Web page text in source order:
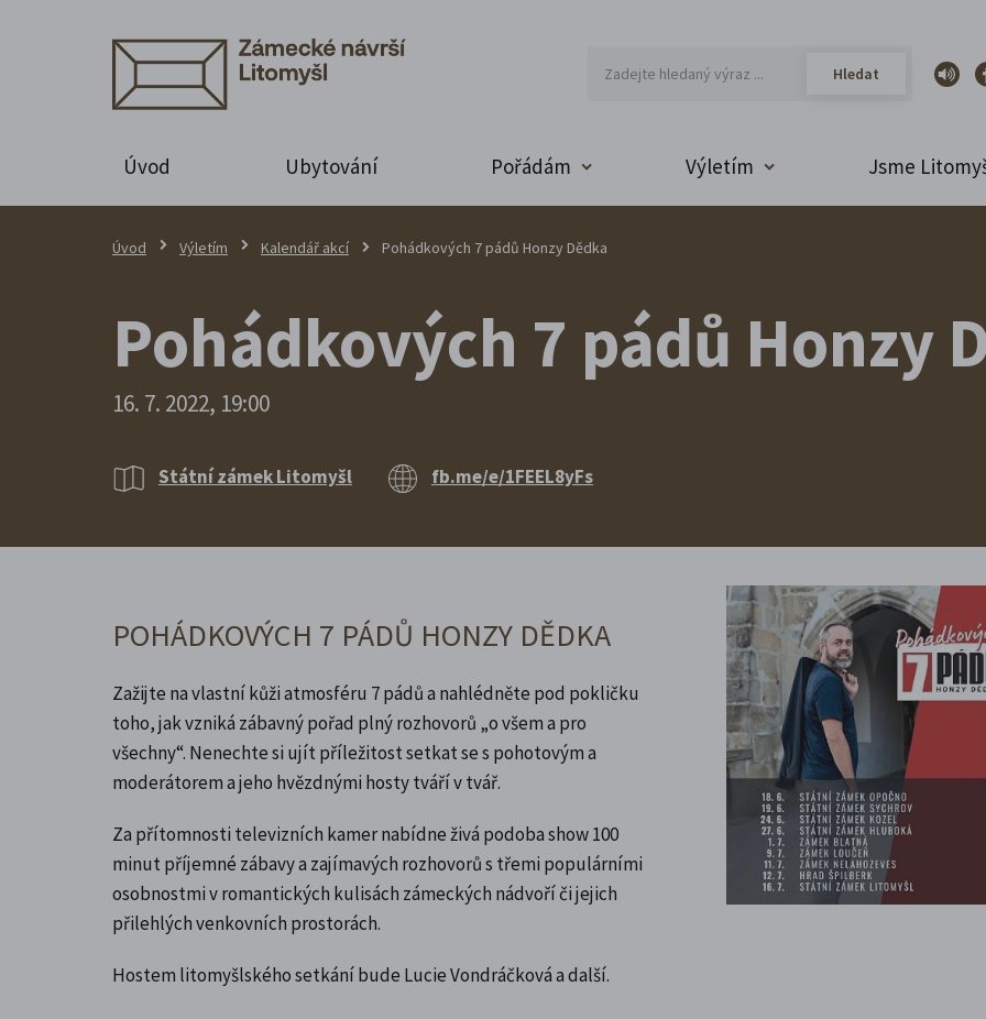
Úvod Ubytování Pořádám Výletím Jsme
Úvod Výletím Kalendář akcí Pohádkových 7 pádů Honzy Dědka
Pohádkových 7 pádů Honzy
16. 7. 2022, 19:00
Státní zámek Litomyšl fb.me/e/1FEEL8yFs
POHÁDKOVÝCH 7 PÁDŮ HONZY DĚDKA
Zažijte na vlastní kůži atmosféru 7 pádů a nahlédněte pod pokličku
toho, jak vzniká zábavný pořad plný rozhovorů „o všem a pro
všechny“. Nenechte si ujít příležitost setkat se s pohotovým a
moderátorem a jeho hvězdnými hosty tváří v tvář.
Za přítomnosti televizních kamer nabídne živá podoba show 100
minut příjemné zábavy a zajímavých rozhovorů s třemi populárními
osobnostmi v romantických kulisách zámeckých nádvoří či jejich
přilehlých venkovních prostorách.
Hostem litomyšlského setkání bude Lucie Vondráčková a další.